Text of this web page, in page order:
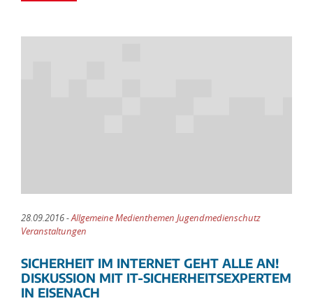
28.09.2016 -Allgemeine Medienthemen Jugendmedienschutz
Veranstaltungen
SICHERHEIT IM INTERNET GEHT ALLE AN!
DISKUSSION MIT IT-SICHERHEITSEXPERTEM
IN EISENACH